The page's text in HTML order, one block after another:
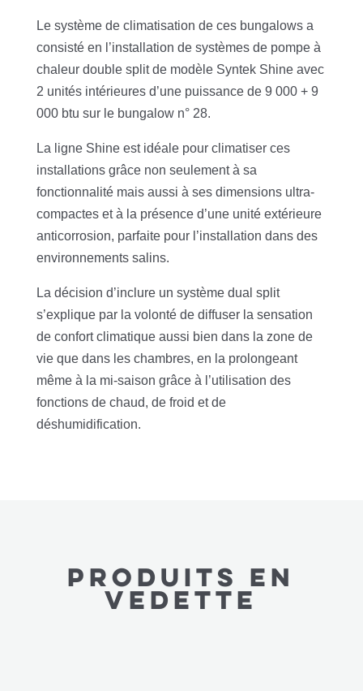
Le système de climatisation de ces bungalows a
consisté en l’installation de systèmes de pompe à
chaleur double split de modèle Syntek Shine avec
2 unités intérieures d’une puissance de 9 000 + 9
000 btu sur le bungalow n° 28.
La ligne Shine est idéale pour climatiser ces
installations grâce non seulement à sa
fonctionnalité mais aussi à ses dimensions ultra-
compactes et à la présence d’une unité extérieure
anticorrosion, parfaite pour l’installation dans des
environnements salins.
La décision d’inclure un système dual split
s’explique par la volonté de diffuser la sensation
de confort climatique aussi bien dans la zone de
vie que dans les chambres, en la prolongeant
même à la mi-saison grâce à l’utilisation des
fonctions de chaud, de froid et de
déshumidification.
Produits en
vedette